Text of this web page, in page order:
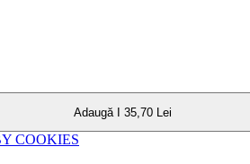
Adaugă I 35,70 Lei